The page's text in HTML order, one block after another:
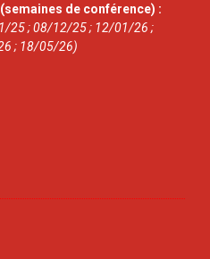
(semaines de conférence) :
25 ; 08/12/25 ; 12/01/26 ;
; 18/05/26)